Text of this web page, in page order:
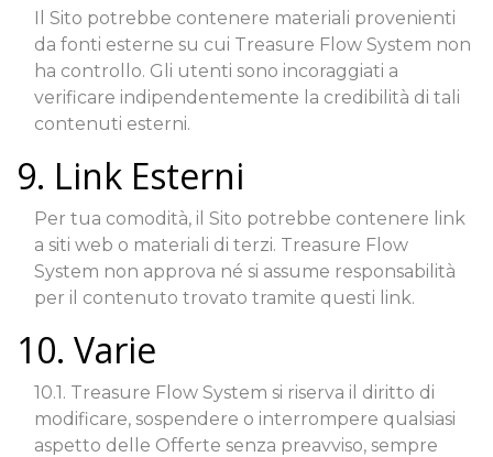
Il Sito potrebbe contenere materiali provenienti
da fonti esterne su cui Treasure Flow System non
ha controllo. Gli utenti sono incoraggiati a
verificare indipendentemente la credibilità di tali
contenuti esterni.
9. Link Esterni
Per tua comodità, il Sito potrebbe contenere link
a siti web o materiali di terzi. Treasure Flow
System non approva né si assume responsabilità
per il contenuto trovato tramite questi link.
10. Varie
10.1. Treasure Flow System si riserva il diritto di
modificare, sospendere o interrompere qualsiasi
aspetto delle Offerte senza preavviso, sempre